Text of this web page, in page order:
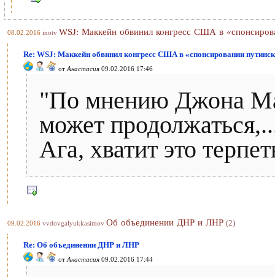
08.02.2016 inotv WSJ: Маккейн обвинил конгресс США в
Re: WSJ: Маккейн обвинил конгресс США в «спонсировании
от Анастасия 09.02.2016 17:46
"По мнению Джона
может
Ага, хватит это
09.02.2016 vvdovgalyukkasimov Об объединении ДНР и ЛНР (2)
Re: Об объединении ДНР и ЛНР
от Анастасия 09.02.2016 17:44